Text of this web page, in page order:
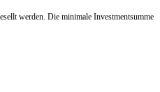
werden. Die minimale Investmentsumme